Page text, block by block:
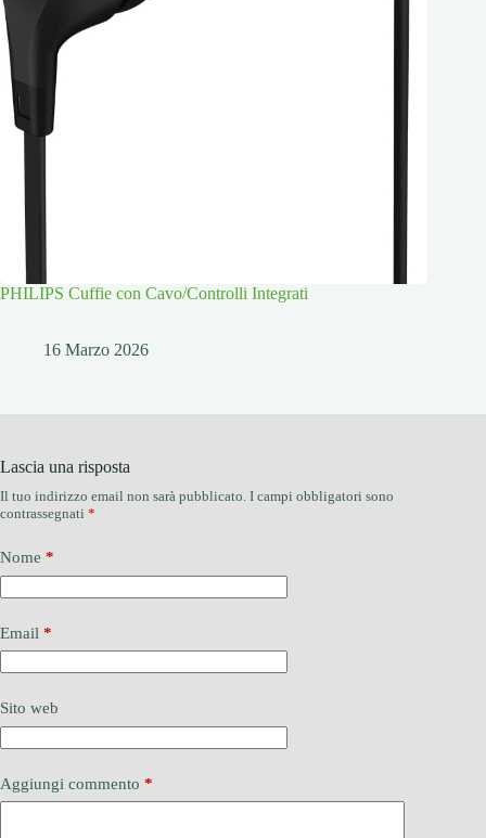
PHILIPS Cuffie con Cavo/Controlli Integrati
16 Marzo 2026
Lascia una risposta
Il tuo indirizzo email non sarà pubblicato. I campi obbligatori sono
contrassegnati *
Nome *
Email *
Sito web
Aggiungi commento *